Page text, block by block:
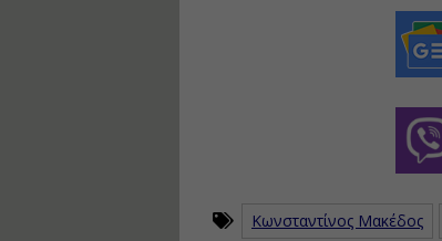
Κωνσταντίνος Μακέδος